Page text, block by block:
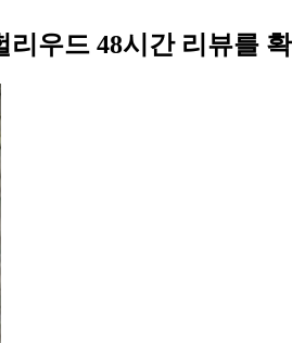
우드 48시간 리뷰를